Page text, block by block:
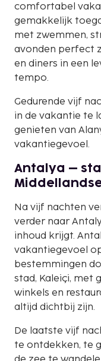
comfortabel
gemakkelijk
met zwemmen,
avonden perfect
en diners in een
tempo.
Gedurende vijf
in de vakantie te
genieten van
vakantiegevoel.
Antalya –
Na vijf nachten
verder naar
inhoud krijgt.
vakantiegevoel
bestemmingen
stad, Kaleiçi, met
winkels en
altijd dichtbij zijn.
De laatste vijf
te ontdekken, te